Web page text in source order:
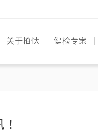
关于柏忕
澄清柏忕的诞生
专业医疗团队
专业医疗设备
环境与服务
案例分享
常见问题
联络我们
健检专案
专案比较